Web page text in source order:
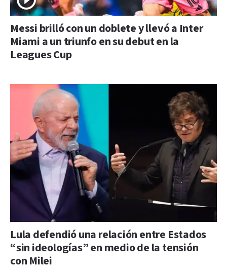
Messi brilló con un doblete y llevó a Inter
Miami a un triunfo en su debut en la
Leagues Cup
Lula defendió una relación entre Estados
“sin ideologías” en medio de la tensión
con Milei